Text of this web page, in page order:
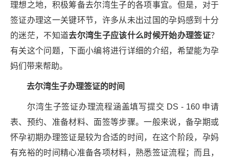
理想之地，积极筹备去尔湾生子的各项事宜。但是，对于
签证办理这一关键环节，许多从未出过国的孕妈感到十分
的迷茫，不知道去尔湾生子应该什么时候开始办理签证？
有关这个问题，下面小编将进行详细的介绍，希望能为孕
妈们带来帮助。
去尔湾生子办理签证的时间
尔湾生子签证办理流程涵盖填写提交 DS - 160 申请
表、预约、准备材料、面签等步骤。一般来说，备孕期或
怀孕初期办理签证是较为合适的时间，在这个阶段，孕妈
有充裕的时间精心准备各项材料，熟悉签证流程；而且，